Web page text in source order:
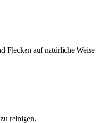
Flecken auf natürliche Weise
reinigen.